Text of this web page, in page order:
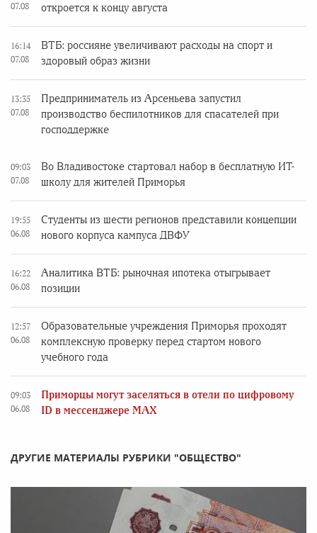
07.08
откроется к концу августа
16:14
07.08
ВТБ: россияне увеличивают расходы на спорт и
здоровый образ жизни
13:35
07.08
Предприниматель из Арсеньева запустил
производство беспилотников для спасателей при
господдержке
09:03
07.08
Во Владивостоке стартовал набор в бесплатную ИТ-
школу для жителей Приморья
19:55
06.08
Студенты из шести регионов представили концепции
нового корпуса кампуса ДВФУ
16:22
06.08
Аналитика ВТБ: рыночная ипотека отыгрывает
позиции
12:57
06.08
Образовательные учреждения Приморья проходят
комплексную проверку перед стартом нового
учебного года
09:03
06.08
Приморцы могут заселяться в отели по цифровому
ID в мессенджере MAX
ДРУГИЕ МАТЕРИАЛЫ РУБРИКИ "ОБЩЕСТВО"